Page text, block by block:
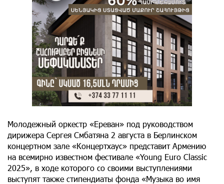
Молодежный оркестр «Ереван» под руководством
дирижера Сергея Смбатяна 2 августа в Берлинском
концертном зале «Концертхаус» представит Армению
на всемирно известном фестивале «Young Euro Classic
2025», в ходе которого со своими выступлениями
выступят также стипендиаты фонда «Музыка во имя